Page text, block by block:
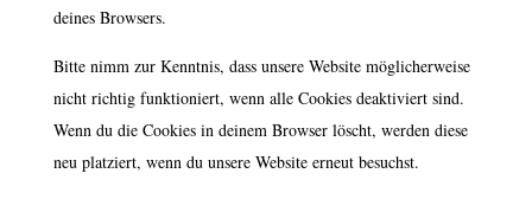
deines Browsers.
Bitte nimm zur Kenntnis, dass unsere Website möglicherweise
nicht richtig funktioniert, wenn alle Cookies deaktiviert sind.
Wenn du die Cookies in deinem Browser löscht, werden diese
neu platziert, wenn du unsere Website erneut besuchst.